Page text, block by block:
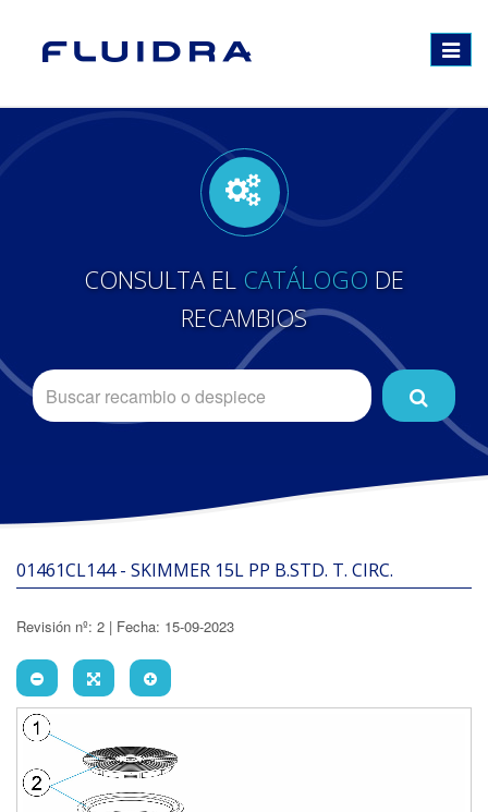
Toggle
CONSULTA EL CATÁLOGO DE
RECAMBIOS
01461CL144 - SKIMMER 15L PP B.STD. T. CIRC.
Revisión nº: 2 | Fecha: 15-09-2023